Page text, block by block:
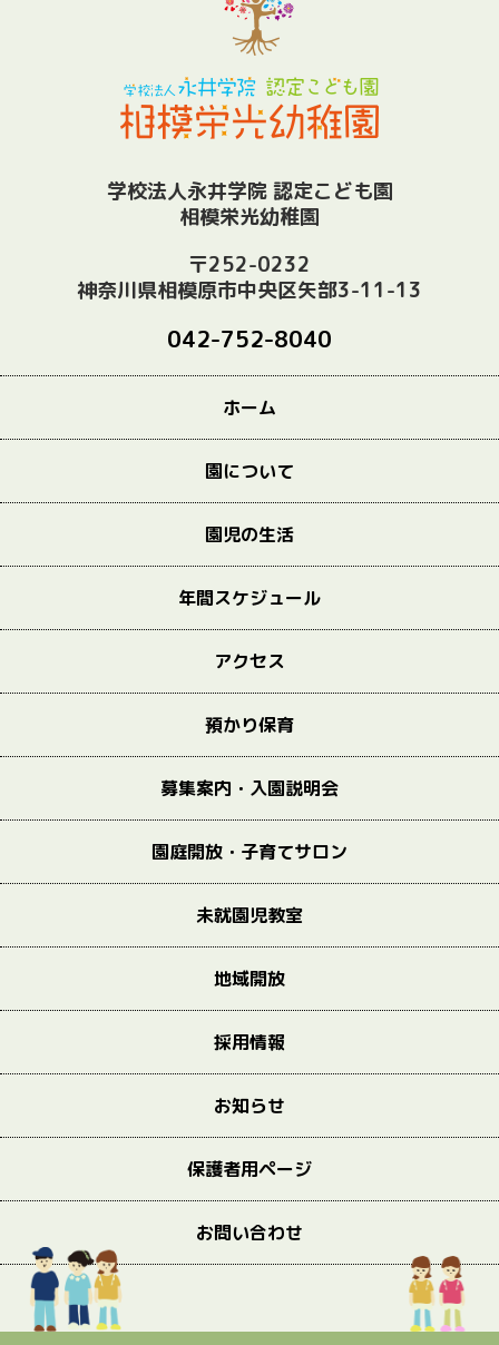
学校法人永井学院 認定こども園
相模栄光幼稚園
〒252-0232
神奈川県相模原市中央区矢部3-11-13
042-752-8040
ホーム
園について
園児の生活
年間スケジュール
アクセス
預かり保育
募集案内・入園説明会
園庭開放・子育てサロン
未就園児教室
地域開放
採用情報
お知らせ
保護者用ページ
お問い合わせ